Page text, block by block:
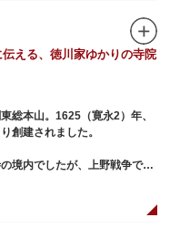
える、徳川家ゆかりの寺院
総本山。1625（寛永2）年、
創建されました。
境内でしたが、上野戦争でそ
（両大師）、不忍池辯天堂、
野公園とその周辺に点在して
徳川将軍霊廟勅額門など重要